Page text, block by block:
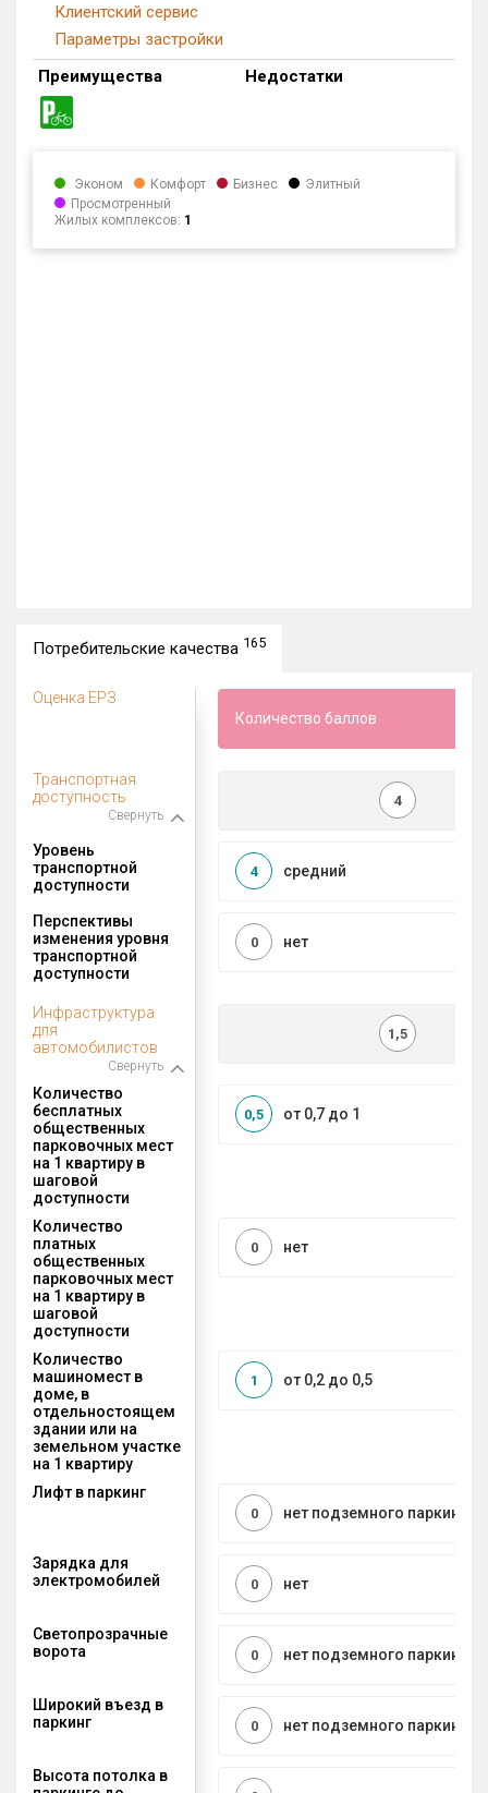
Клиентский сервис
Параметры застройки
Преимущества
Недостатки
Эконом Комфорт Бизнес
Элитный
Просмотренный
Жилых комплексов: 1
Потребительские качества 165
Оценка ЕРЗ
Количество баллов
Транспортная
доступность
Свернуть
4
Уровень
транспортной
доступности
средний
4
Перспективы
изменения уровня
транспортной
доступности
нет
0
Инфраструктура
для
автомобилистов
Свернуть
1,5
Количество
бесплатных
общественных
парковочных мест
на 1 квартиру в
шаговой
доступности
от 0,7 до 1
0,5
Количество
платных
общественных
парковочных мест
на 1 квартиру в
шаговой
доступности
нет
0
Количество
машиномест в
доме, в
отдельностоящем
здании или на
земельном участке
на 1 квартиру
от 0,2 до 0,5
1
Лифт в паркинг
нет подземного паркинга
0
Зарядка для
электромобилей
нет
0
Светопрозрачные
ворота
нет подземного паркинга
0
Широкий въезд в
паркинг
нет подземного паркинга
0
Высота потолка в